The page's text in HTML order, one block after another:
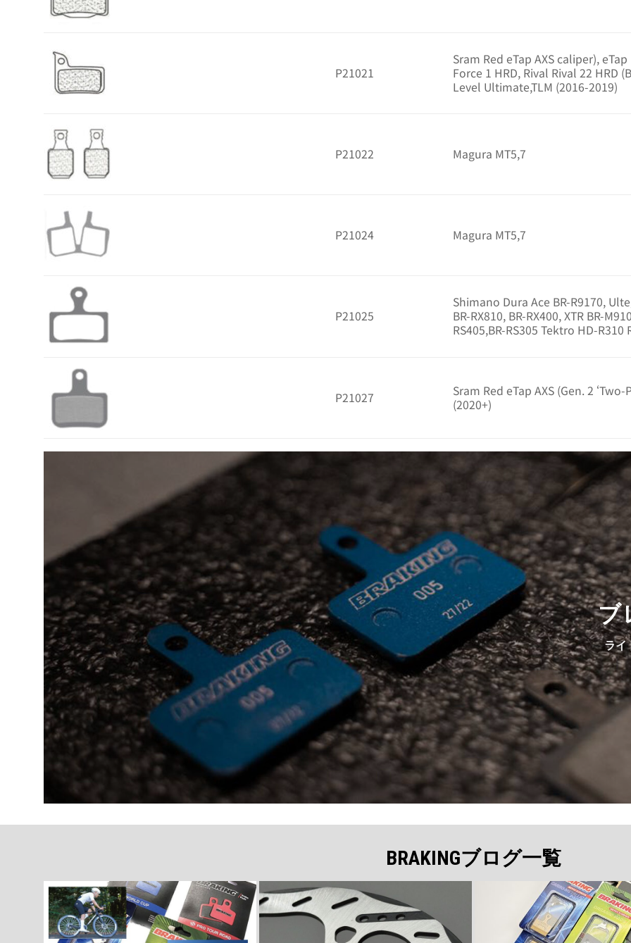
P21021
Sram Red eTap AXS caliper),
Force 1 HRD, Rival Rival 22 HRD
Level Ultimate,TLM (2016-2019)
P21022 Magura MT5,7
P21024 Magura MT5,7
P21025
Shimano Dura Ace BR-R9170,
BR-RX810, BR-RX400, XTR BR-
RS405,BR-RS305 Tektro HD-
P21027
Sram Red eTap AXS (Gen. 2
(2020+)
ブ
ライ
BRAKINGブログ一覧